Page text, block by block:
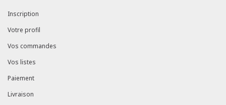
Inscription
Votre profil
Vos commandes
Vos listes
Paiement
Livraison